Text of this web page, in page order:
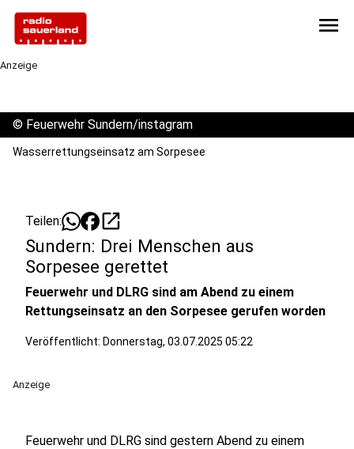
menu
Anzeige
© Feuerwehr Sundern/instagram
Wasserrettungseinsatz am Sorpesee
Teilen: open_in_new
Sundern: Drei Menschen aus
Sorpesee gerettet
Feuerwehr und DLRG sind am Abend zu einem
Rettungseinsatz an den Sorpesee gerufen worden
Veröffentlicht: Donnerstag, 03.07.2025 05:22
Anzeige
Feuerwehr und DLRG sind gestern Abend zu einem